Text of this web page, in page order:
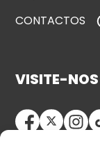
CONTACTOS
VISITE-NOS